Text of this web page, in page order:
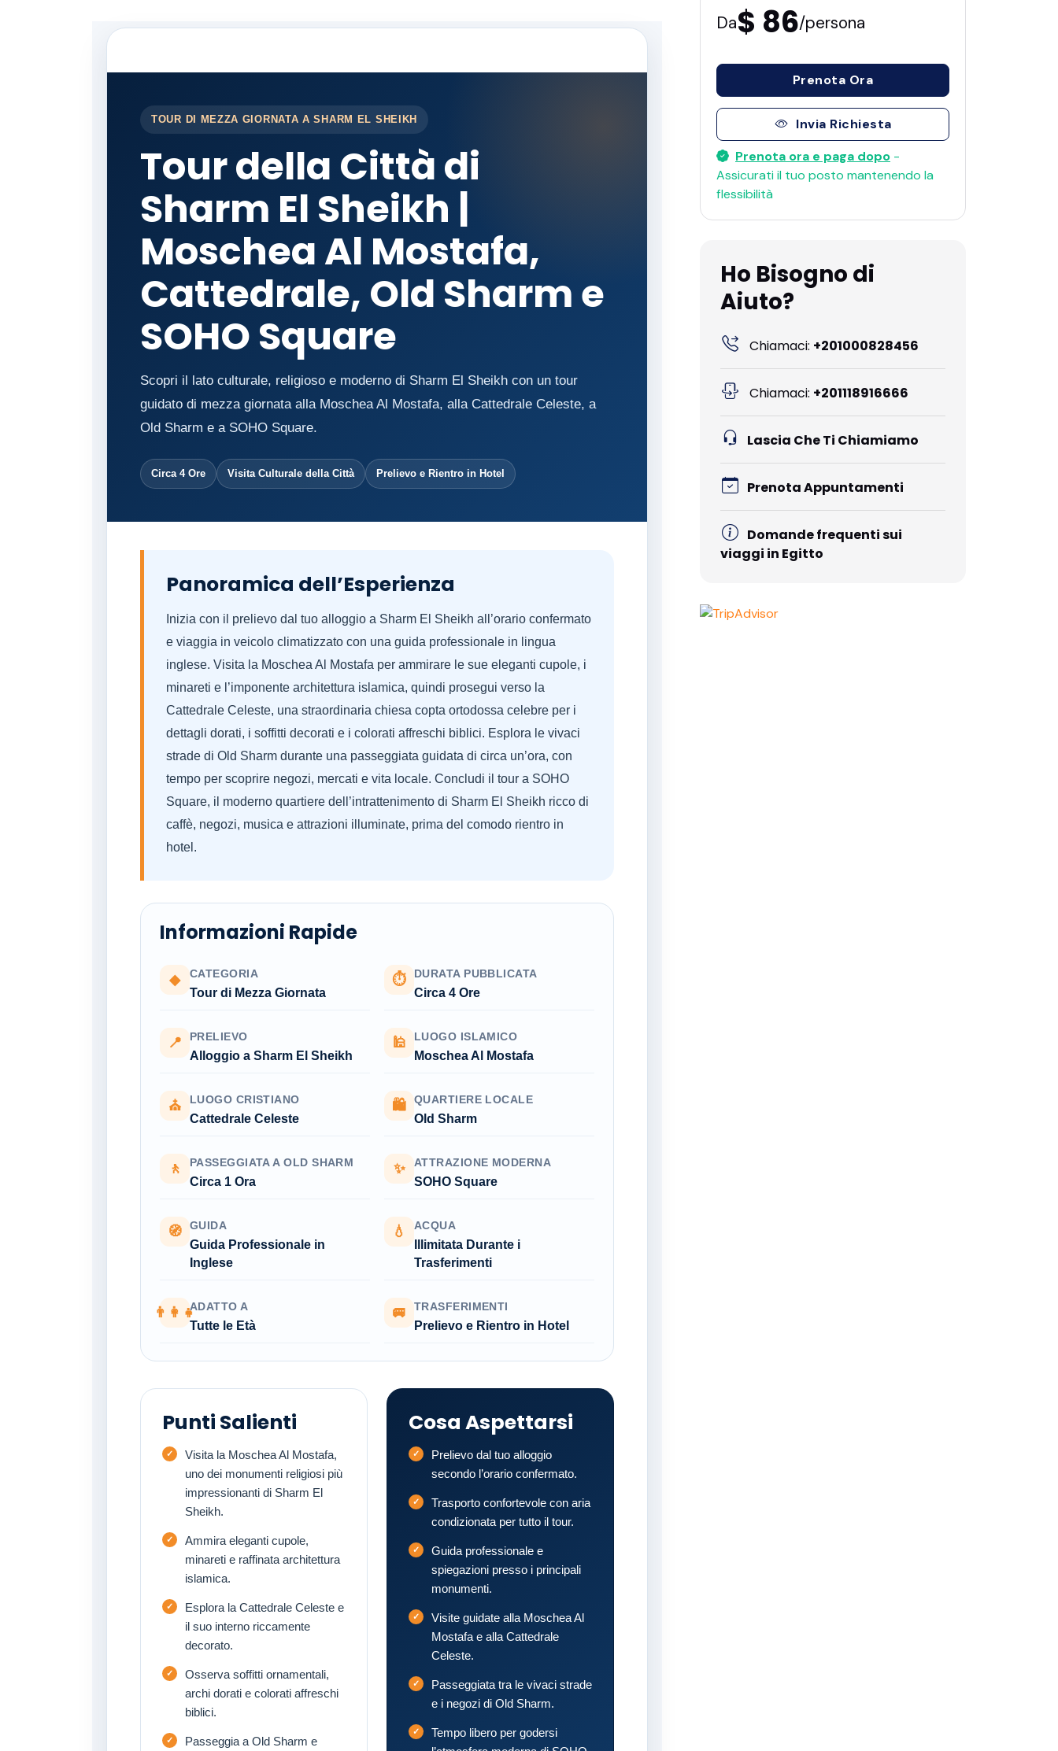
TOUR DI MEZZA GIORNATA A SHARM EL SHEIKH
Tour della Città di
Sharm El Sheikh |
Moschea Al Mostafa,
Cattedrale, Old Sharm e
SOHO Square
Scopri il lato culturale, religioso e moderno di Sharm El Sheikh con un tour
guidato di mezza giornata alla Moschea Al Mostafa, alla Cattedrale Celeste, a
Old Sharm e a SOHO Square.
Circa 4 Ore Visita Culturale della Città Prelievo e Rientro in Hotel
Panoramica dell’Esperienza
Inizia con il prelievo dal tuo alloggio a Sharm El Sheikh all’orario confermato
e viaggia in veicolo climatizzato con una guida professionale in lingua
inglese. Visita la Moschea Al Mostafa per ammirare le sue eleganti cupole, i
minareti e l’imponente architettura islamica, quindi prosegui verso la
Cattedrale Celeste, una straordinaria chiesa copta ortodossa celebre per i
dettagli dorati, i soffitti decorati e i colorati affreschi biblici. Esplora le vivaci
strade di Old Sharm durante una passeggiata guidata di circa un’ora, con
tempo per scoprire negozi, mercati e vita locale. Concludi il tour a SOHO
Square, il moderno quartiere dell’intrattenimento di Sharm El Sheikh ricco di
caffè, negozi, musica e attrazioni illuminate, prima del comodo rientro in
hotel.
Informazioni Rapide
◆ CATEGORIA
Tour di Mezza Giornata
⏱ DURATA PUBBLICATA
Circa 4 Ore
📍 PRELIEVO
Alloggio a Sharm El Sheikh
🕌 LUOGO ISLAMICO
Moschea Al Mostafa
⛪ LUOGO CRISTIANO
Cattedrale Celeste
🛍 QUARTIERE LOCALE
Old Sharm
🚶 PASSEGGIATA A OLD SHARM
Circa 1 Ora
✨ ATTRAZIONE MODERNA
SOHO Square
🧭 GUIDA
Guida Professionale in
Inglese
💧 ACQUA
Illimitata Durante i
Trasferimenti
👨‍👩‍👧ADATTO A
Tutte le Età
🚐 TRASFERIMENTI
Prelievo e Rientro in Hotel
Punti Salienti
Visita la Moschea Al Mostafa,
uno dei monumenti religiosi più
impressionanti di Sharm El
Sheikh.
Ammira eleganti cupole,
minareti e raffinata architettura
islamica.
Esplora la Cattedrale Celeste e
il suo interno riccamente
decorato.
Osserva soffitti ornamentali,
archi dorati e colorati affreschi
biblici.
Passeggia a Old Sharm e
Cosa Aspettarsi
Prelievo dal tuo alloggio
secondo l’orario confermato.
Trasporto confortevole con aria
condizionata per tutto il tour.
Guida professionale e
spiegazioni presso i principali
monumenti.
Visite guidate alla Moschea Al
Mostafa e alla Cattedrale
Celeste.
Passeggiata tra le vivaci strade
e i negozi di Old Sharm.
Tempo libero per godersi
Da$ 86/persona
Prenota Ora
Invia Richiesta
Prenota ora e paga dopo -
Assicurati il ​​tuo posto mantenendo la
flessibilità
Ho Bisogno di
Aiuto?
Chiamaci: +201000828456
Chiamaci: +201118916666
Lascia Che Ti Chiamiamo
Prenota Appuntamenti
Domande frequenti sui
viaggi in Egitto